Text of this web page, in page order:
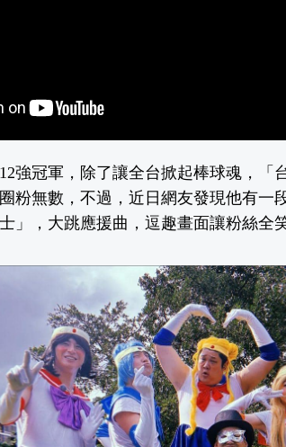
強冠軍，除了讓全台掀起棒球魂，「
粉無數，不過，近日網友發現他有一
」，大跳應援曲，逗趣畫面讓粉絲全笑